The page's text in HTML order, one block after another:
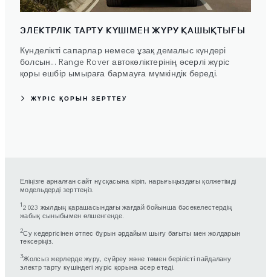
ЭЛЕКТРЛІК ТАРТУ КҮШІМЕН ЖҮРУ ҚАШЫҚТЫҒЫ
Күнделікті сапарлар немесе ұзақ демалыс күндері
болсын... Range Rover автокөліктерінің әсерлі жүріс
қоры ешбір ымыраға бармауға мүмкіндік береді.
ЖҮРІС ҚОРЫН ЗЕРТТЕУ
Еліңізге арналған сайт нұсқасына кіріп, нарығыңыздағы қолжетімді
модельдерді зерттеңіз.
12023 жылдың қарашасындағы жағдай бойынша бәсекелестердің
жабық сыныбымен өлшенгенде.
2Су кедергісінен өтпес бұрын әрдайым шығу бағыты мен жолдарын
тексеріңіз.
3Жолсыз жерлерде жүру, сүйреу және төмен берілісті пайдалану
электр тарту күшіндегі жүріс қорына әсер етеді.